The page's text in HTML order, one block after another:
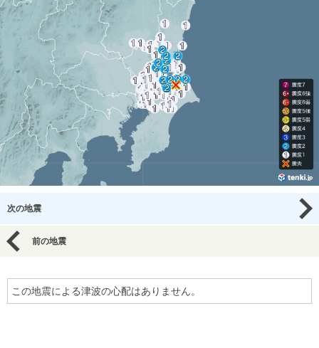
次の地震
前の地震
この地震による津波の心配はありません。